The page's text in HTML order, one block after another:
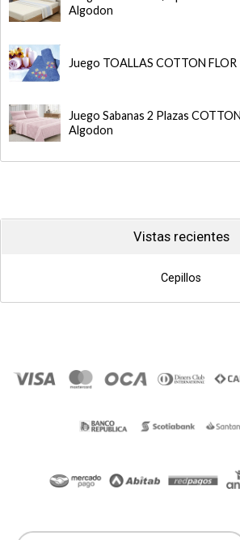
Algodon
Juego TOALLAS COTTON
Juego Sabanas 2 Plazas
Algodon
Vistas recientes
Cepillos